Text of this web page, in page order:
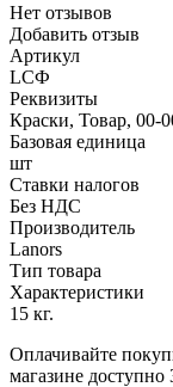
Нет отзывов
Добавить отзыв
Артикул
LСФ
Реквизиты
Краски, Товар, 00-
Базовая единица
шт
Ставки налогов
Без НДС
Производитель
Lanors
Тип товара
Характеристики
15 кг.
Оплачивайте
магазине доступно